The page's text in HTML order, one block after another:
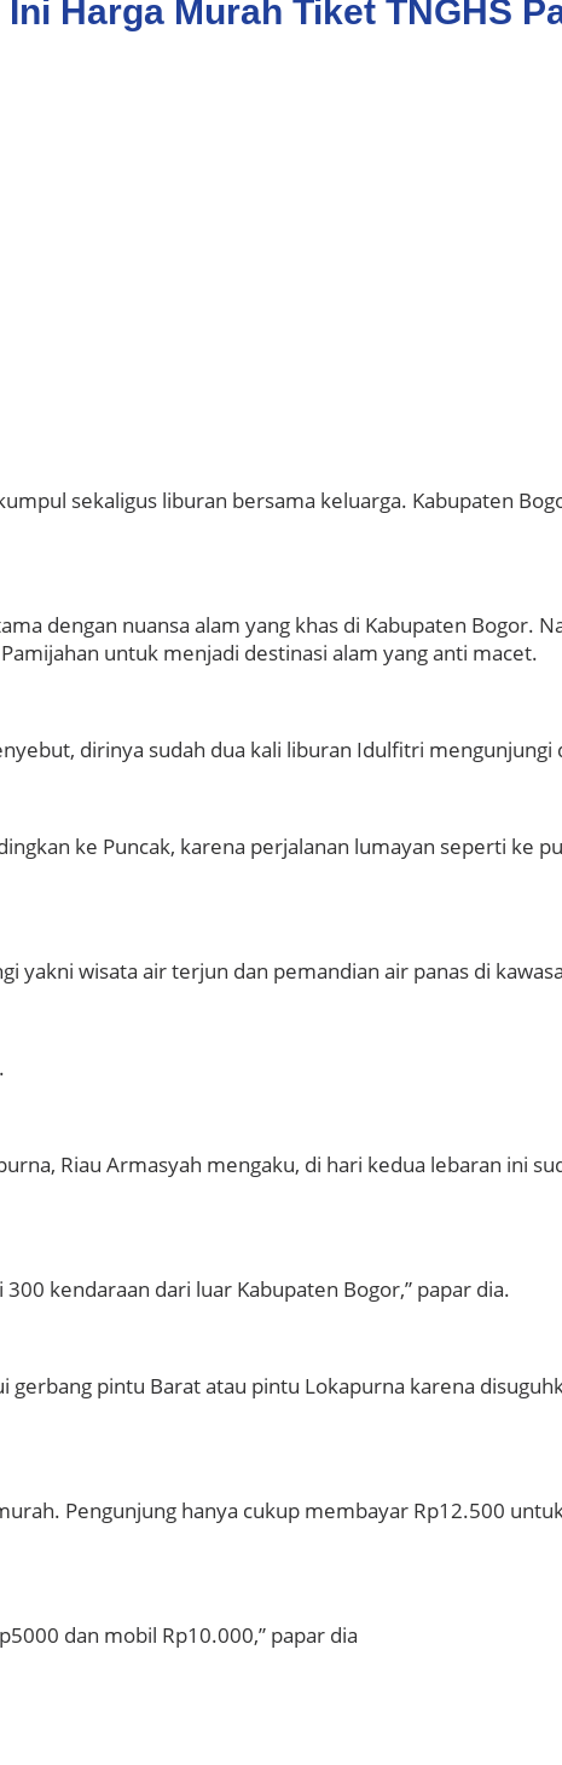
Harga Murah Tiket TNGHS
sekaligus liburan bersama keluarga. Kabupaten
dengan nuansa alam yang khas di Kabupaten Bogor.
untuk menjadi destinasi alam yang anti macet.
dirinya sudah dua kali liburan Idulfitri mengunjungi
ke Puncak, karena perjalanan lumayan seperti ke
yakni wisata air terjun dan pemandian air panas di
Riau Armasyah mengaku, di hari kedua lebaran ini
kendaraan dari luar Kabupaten Bogor,” papar dia.
pintu Barat atau pintu Lokapurna karena
Pengunjung hanya cukup membayar Rp12.500
dan mobil Rp10.000,” papar dia